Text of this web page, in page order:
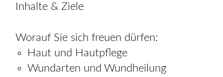
Inhalte & Ziele
Worauf Sie sich freuen dürfen:
Haut und Hautpflege
Wundarten und Wundheilung